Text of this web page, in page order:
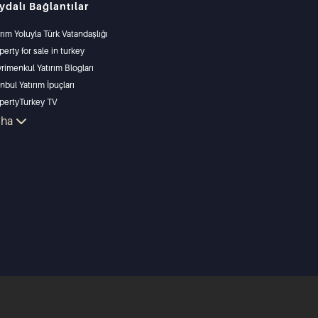
Bağlantılar
Yoluyla Türk Vatandaşlığı
for sale in turkey
Yatırım Blogları
Yatırım İpuçları
TV
Yatırım Gayrimenkulleri